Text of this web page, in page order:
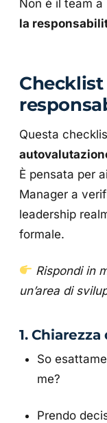
Non è il team a
la
Checklist
Questa
È pensata per
Manager a
leadership
formale.
Rispondi in
un’area di
1.
So
me?
Prendo